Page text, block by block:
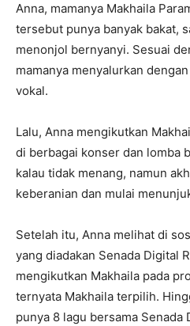
Anna, mamanya Makhaila
tersebut punya banyak bakat,
menonjol bernyanyi. Sesuai
mamanya menyalurkan
vokal.
Lalu, Anna mengikutkan
di berbagai konser dan lomba
kalau tidak menang, namun
keberanian dan mulai
Setelah itu, Anna melihat di
yang diadakan Senada Digital
mengikutkan Makhaila pada
ternyata Makhaila terpilih.
punya 8 lagu bersama Senada